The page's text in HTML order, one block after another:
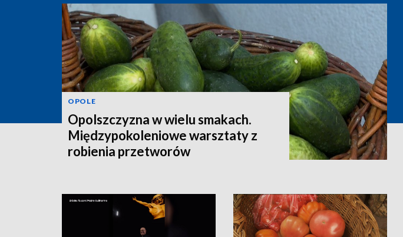
OPOLE
Opolszczyzna w wielu smakach.
Międzypokoleniowe warsztaty z
robienia przetworów